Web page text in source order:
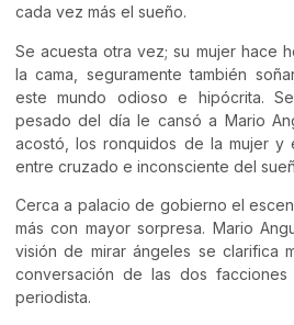
cada vez más el sueño.
Se acuesta otra vez; su mujer hace
la cama, seguramente también
este mundo odioso e hipócrita.
pesado del día le cansó a Mario
acostó, los ronquidos de la mujer y
entre cruzado e inconsciente del
Cerca a palacio de gobierno el
más con mayor sorpresa. Mario
visión de mirar ángeles se clarifica
conversación de las dos
periodista.